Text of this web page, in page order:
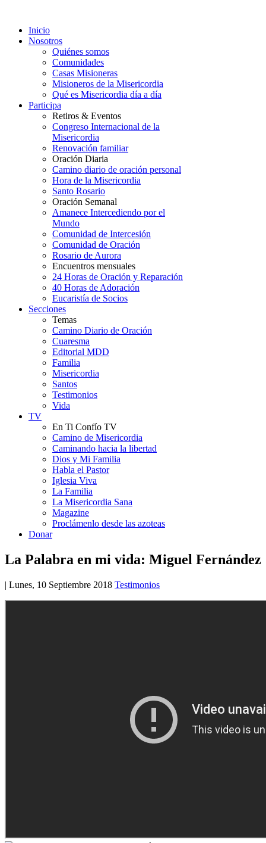
Inicio
Nosotros
Quiénes somos
Comunidades
Casas Misioneras
Misioneros de la Misericordia
Qué es Misericordia día a día
Participa
Retiros & Eventos
Congreso Internacional de la
Misericordia
Renovación familiar
Oración Diaria
Camino diario de oración personal
Hora de la Misericordia
Santo Rosario
Oración Semanal
Amanece Intercediendo por el
Mundo
Comunidad de Intercesión
Comunidad de Oración
Rosario de Aurora
Encuentros mensuales
24 Horas de Oración y Reparación
40 Horas de Adoración
Eucaristía de Socios
Secciones
Temas
Camino Diario de Oración
Cuaresma
Editorial MDD
Familia
Misericordia
Santos
Testimonios
Vida
TV
En Ti Confío TV
Camino de Misericordia
Caminando hacia la libertad
Dios y Mi Familia
Habla el Pastor
Iglesia Viva
La Familia
La Misericordia Sana
Magazine
Proclámenlo desde las azoteas
Donar
La Palabra en mi vida: Miguel Fernández
| Lunes, 10 Septiembre 2018 Testimonios